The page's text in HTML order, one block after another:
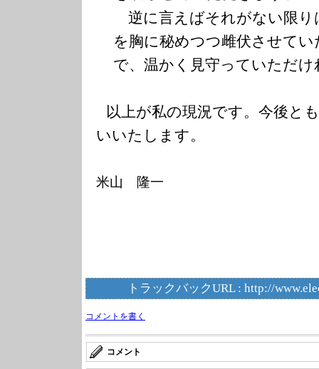
逆に言えばそれがない限り
を胸に秘めつつ雌伏させて
で、温かく見守っていただ
以上が私の現況です。今後と
いいたします。
米山 隆一
トラックバックURL : http://
コメントを書く
コメント